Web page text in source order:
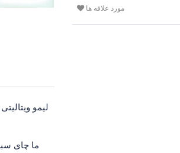
مورد علاقه ها
لیمو